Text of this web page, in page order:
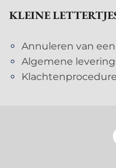
KLEINE
Annuleren van
Algemene
Klachtenprocedure